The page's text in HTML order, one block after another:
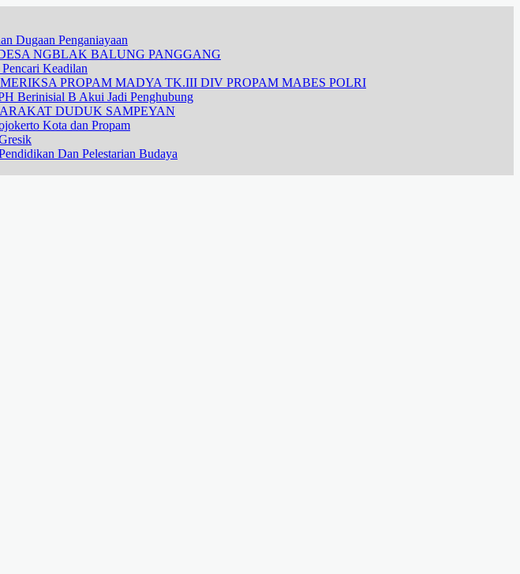
Dugaan Penganiayaan
NGBLAK BALUNG PANGGANG
Keadilan
PROPAM MADYA TK.III DIV PROPAM MABES POLRI
Berinisial B Akui Jadi Penghubung
DUDUK SAMPEYAN
Kota dan Propam
Dan Pelestarian Budaya